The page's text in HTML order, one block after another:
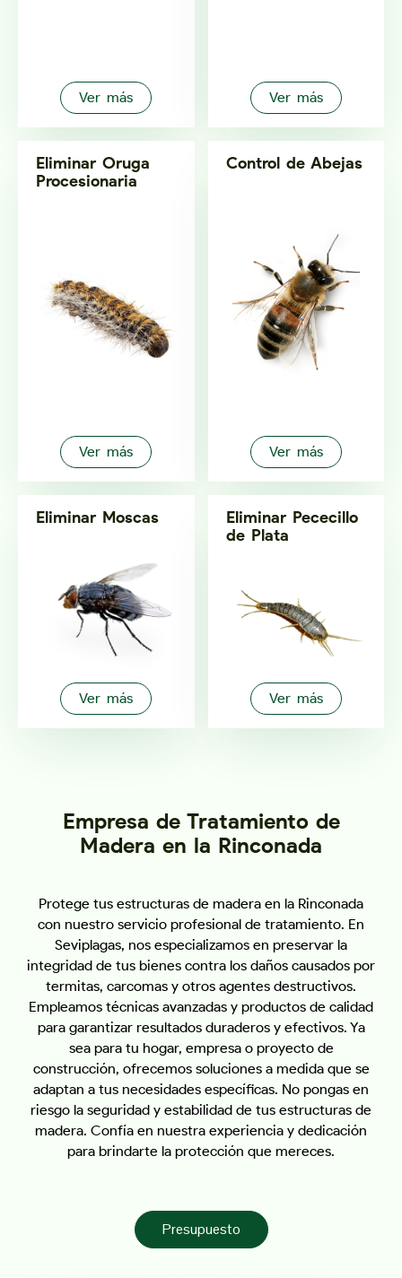
Ver más Ver más
Eliminar Oruga
Procesionaria
Ver más
Control de Abejas
Ver más
Eliminar Moscas
Ver más
Eliminar Pececillo
de Plata
Ver más
Empresa de Tratamiento de
Madera en la Rinconada
Protege tus estructuras de madera en la Rinconada
con nuestro servicio profesional de tratamiento. En
Seviplagas, nos especializamos en preservar la
integridad de tus bienes contra los daños causados por
termitas, carcomas y otros agentes destructivos.
Empleamos técnicas avanzadas y productos de calidad
para garantizar resultados duraderos y efectivos. Ya
sea para tu hogar, empresa o proyecto de
construcción, ofrecemos soluciones a medida que se
adaptan a tus necesidades específicas. No pongas en
riesgo la seguridad y estabilidad de tus estructuras de
madera. Confía en nuestra experiencia y dedicación
para brindarte la protección que mereces.
Presupuesto